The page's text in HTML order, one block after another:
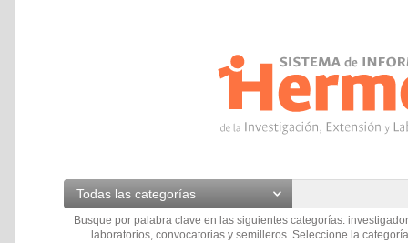
Todas las categorías
Busque por palabra clave en las siguientes categorías:
laboratorios, convocatorias y semilleros. Seleccione la